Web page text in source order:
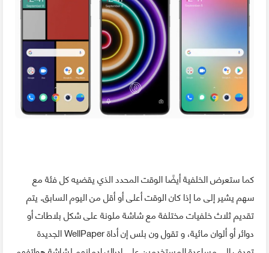
كما ستعرض الخلفية أيضًا الوقت المحدد الذي يقضيه كل فئة مع
سهم يشير إلى ما إذا كان الوقت أعلى أو أقل من اليوم السابق. يتم
تقديم ثلاث خلفيات مختلفة مع شاشة ملونة على شكل بلاطات أو
دوائر أو ألوان مائية، و تقول ون بلس إن أداة WellPaper الجديدة